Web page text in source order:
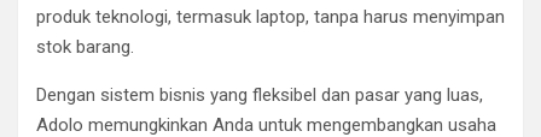
produk teknologi, termasuk laptop, tanpa harus menyimpan
stok barang.
Dengan sistem bisnis yang fleksibel dan pasar yang luas,
Adolo memungkinkan Anda untuk mengembangkan usaha